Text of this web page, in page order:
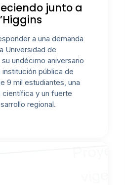
junto a
a una demanda
Universidad de
undécimo aniversario
pública de
9 mil estudiantes, una
y un fuerte
regional.